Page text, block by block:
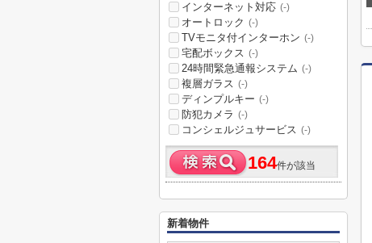
インターネット対応 (-)
オートロック (-)
TVモニタ付インターホン (-)
宅配ボックス (-)
24時間緊急通報システム (-)
複層ガラス (-)
ディンプルキー (-)
防犯カメラ (-)
コンシェルジュサービス (-)
164件が該当
新着物件